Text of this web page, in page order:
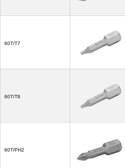
60T/T7
60T/T8
60T/PH2